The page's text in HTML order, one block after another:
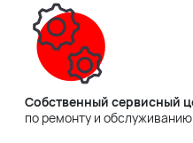
Собственный сервисный
по ремонту и обслуживанию